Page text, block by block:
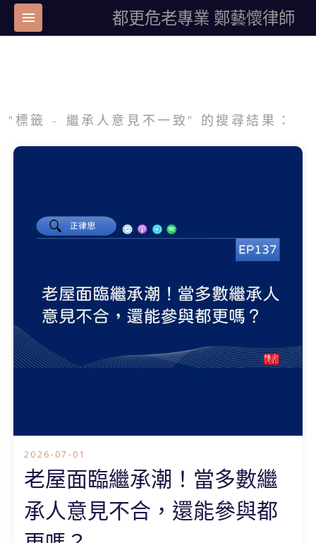
都更危老專業 鄭藝懷律師
"標籤 - 繼承人意見不一致" 的搜尋結果：
2026-07-01
老屋面臨繼承潮！當多數繼
承人意見不合，還能參與都